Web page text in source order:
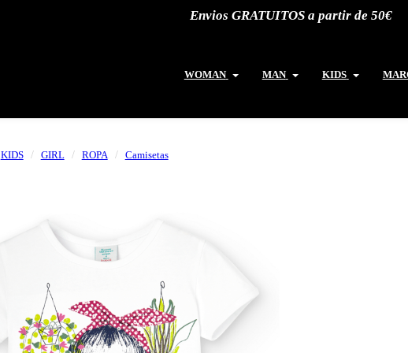
Envios GRATUITOS a partir de 50€
WOMAN MAN KIDS
KIDS GIRL ROPA Camisetas